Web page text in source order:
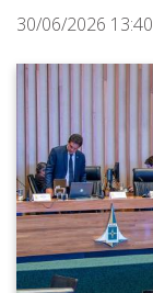
30/06/2026 13:40